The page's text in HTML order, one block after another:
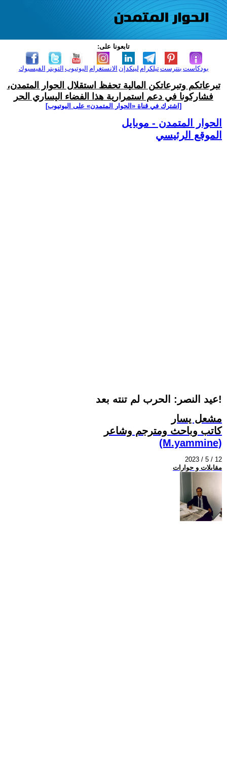
تابعونا على:
الفيسبوك التويتر اليوتيوب الانستغرام لينكدإن تيلكرامبنترست بودكاست
تبرعاتكم وتبرعاتكن المالية تحفظ استقلال الحوار المتمدن،
فشاركونا في دعم استمرارية هذا الفضاء اليساري الحر
[اشترك في قناة ‫«الحوار المتمدن» على اليوتيوب]
الحوار المتمدن - موبايل
الموقع الرئيسي
عيد النصر: الحرب لم تنته بعد!
مشعل يسار
كاتب وباحث ومترجم وشاعر
(M.yammine)
2023 / 5 / 12
مقابلات و حوارات